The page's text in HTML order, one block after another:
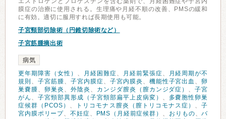
膜症の治療に使用される。生理痛や月経不順の改善、PMSの緩和
に有効。適切に服用すれば長期使用も可能。
子宮頸部切除術（円錐切除術など）
子宮筋腫摘出術
病気
更年期障害（女性） 、 月経困難症、 月経前緊張症、
月経周期が不
規則 、 子宮筋腫、 子宮内膜症、 子宮内膜炎 、 機能性子宮出血 、 卵
巣嚢腫、 卵巣炎 、 外陰炎 、 カンジダ膣炎（膣カンジダ症） 、子宮
がん 、 子宮頸部異形成（子宮頸部扁平上皮病変） 、
多嚢胞性卵巣
症候群（PCOS） 、 トリコモナス膣炎（膣トリコモナス症） 、子
宮内膜ポリープ、不妊症、 PMS（月経前症候群） 、 おりもの、バ